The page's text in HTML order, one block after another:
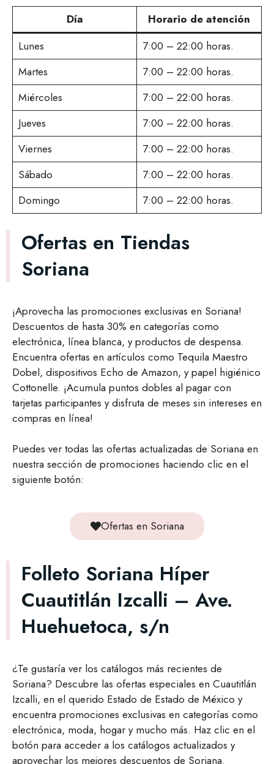
Día
Horario de atención
Lunes
7:00 – 22:00 horas.
Martes
7:00 – 22:00 horas.
Miércoles
7:00 – 22:00 horas.
Jueves
7:00 – 22:00 horas.
Viernes
7:00 – 22:00 horas.
Sábado
7:00 – 22:00 horas.
Domingo
7:00 – 22:00 horas.
Ofertas en Tiendas
Soriana
¡Aprovecha las promociones exclusivas en Soriana!
Descuentos de hasta 30% en categorías como
electrónica, línea blanca, y productos de despensa.
Encuentra ofertas en artículos como Tequila Maestro
Dobel, dispositivos Echo de Amazon, y papel higiénico
Cottonelle. ¡Acumula puntos dobles al pagar con
tarjetas participantes y disfruta de meses sin intereses en
compras en línea!
Puedes ver todas las ofertas actualizadas de Soriana en
nuestra sección de promociones haciendo clic en el
siguiente botón:
Ofertas en Soriana
Folleto Soriana Híper
Cuautitlán Izcalli – Ave.
Huehuetoca, s/n
¿Te gustaría ver los catálogos más recientes de
Soriana? Descubre las ofertas especiales en Cuautitlán
Izcalli, en el querido Estado de Estado de México y
encuentra promociones exclusivas en categorías como
electrónica, moda, hogar y mucho más. Haz clic en el
botón para acceder a los catálogos actualizados y
aprovechar los mejores descuentos de Soriana.